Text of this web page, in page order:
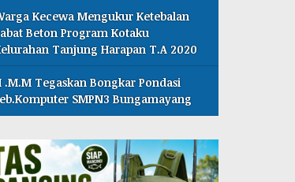
Kecewa Mengukur Ketebalan
Beton Program Kotaku
Tanjung Harapan T.A 2020
.M.M Tegaskan Bongkar Pondasi
SMPN3 Bungamayang